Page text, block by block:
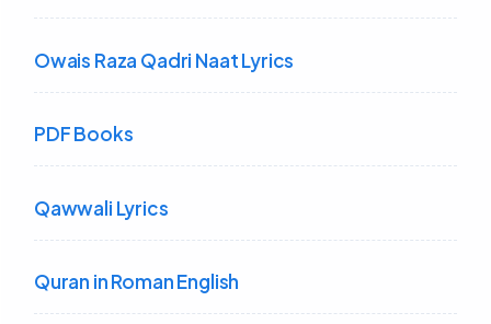
Owais Raza Qadri Naat Lyrics
PDF Books
Qawwali Lyrics
Quran in Roman English